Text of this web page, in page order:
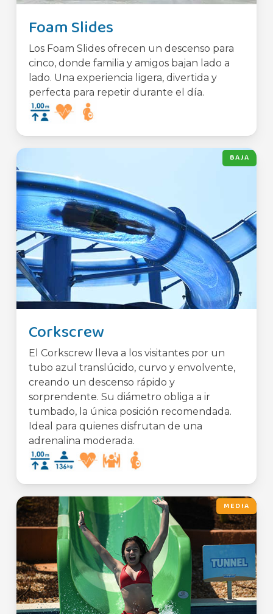
Foam Slides
Los Foam Slides ofrecen un descenso para
cinco, donde familia y amigos bajan lado a
lado. Una experiencia ligera, divertida y
perfecta para repetir durante el día.
BAJA
Corkscrew
El Corkscrew lleva a los visitantes por un
tubo azul translúcido, curvo y envolvente,
creando un descenso rápido y
sorprendente. Su diámetro obliga a ir
tumbado, la única posición recomendada.
Ideal para quienes disfrutan de una
adrenalina moderada.
MEDIA